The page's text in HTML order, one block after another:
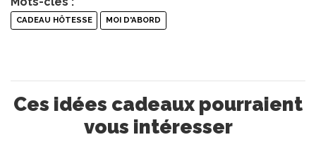
CADEAU HÔTESSE MOI D'ABORD
Ces idées cadeaux pourraient
vous intéresser